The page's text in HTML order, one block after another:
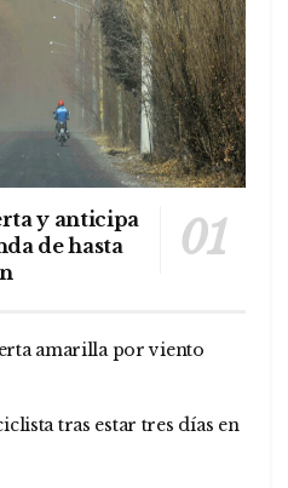
y anticipa
de hasta
amarilla por viento
tras estar tres días en